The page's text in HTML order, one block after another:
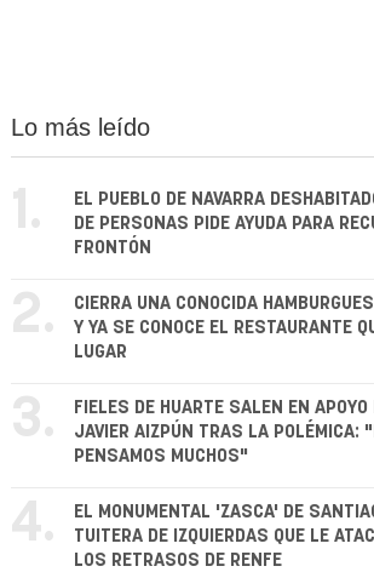
Lo más leído
1.
EL PUEBLO DE NAVARRA
DE PERSONAS PIDE AYUDA PARA
FRONTÓN
2.
CIERRA UNA CONOCIDA
Y YA SE CONOCE EL RESTAURANTE
LUGAR
3.
FIELES DE HUARTE SALEN EN APOYO
JAVIER AIZPÚN TRAS LA POLÉMICA:
PENSAMOS MUCHOS"
4.
EL MONUMENTAL 'ZASCA' DE
TUITERA DE IZQUIERDAS QUE LE
LOS RETRASOS DE RENFE